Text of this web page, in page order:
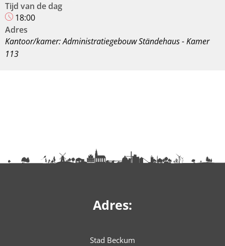
Tijd van de dag
18:00
Adres
Kantoor/kamer: Administratiegebouw Ständehaus - Kamer
113
Adres:
Stad Beckum